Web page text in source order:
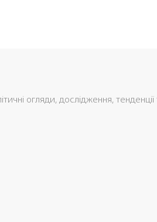
огляди, дослідження,